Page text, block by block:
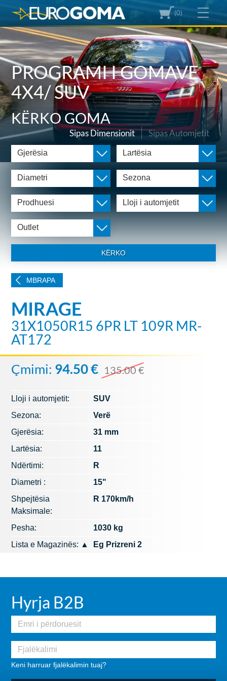
(0)
PROGRAMI I GOMAVE
4X4/ SUV
KËRKO GOMA
Sipas Dimensionit Sipas Automjetit
Gjerësia Lartësia
Diametri Sezona
Prodhuesi Lloji i automjetit
Outlet
KËRKO
MBRAPA
MIRAGE
31X1050R15 6PR LT 109R MR-
AT172
Çmimi: 94.50 € 135.00 €
Lloji i automjetit:
SUV
Sezona:
Verë
Gjerësia:
31 mm
Lartësia:
11
Ndërtimi:
R
Diametri :
15"
Shpejtësia
Maksimale:
R 170km/h
Pesha:
1030 kg
Lista e Magazinës: ▲ Eg Prizreni 2
Hyrja B2B
Keni harruar fjalëkalimin tuaj?